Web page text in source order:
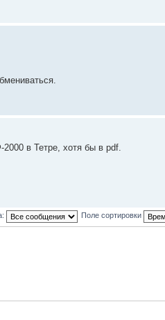
в Тетре, хотя бы в pdf.
Поле сортировки